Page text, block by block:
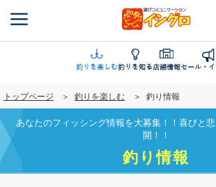
ン
に
移
動
釣りを楽しむ釣りを知る店舗情報セール・イ
トップページ 釣りを楽しむ 釣り情報
あなたのフィッシング情報を大募集！！喜びと
開！！
釣り情報